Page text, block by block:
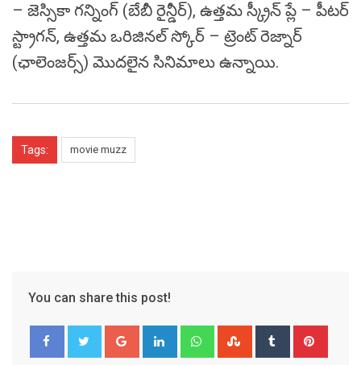
– జెస్సికా గన్నింగ్‌ (బేబీ రైన్డీర్‌), ఉత్తమ స్క్రీన్‌ ప్లే – పీటర్‌
స్ట్రాగన్‌, ఉత్తమ ఒరిజినల్‌ స్కోర్‌ – ట్రెంట్‌ రెజ్నార్‌
(ఛాలెంజర్స్‌) మొదలైన సినిమాలు ఉన్నాయి.
Tags: movie muzz
You can share this post!
Google+ LinkedIn WhatsappStumbleUpon
Tumblr